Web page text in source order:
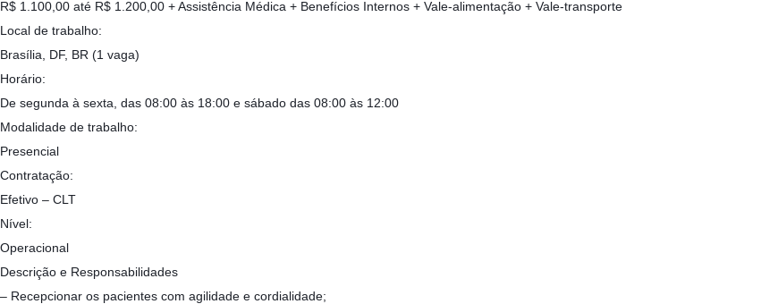
R$ 1.100,00 até R$ 1.200,00 + Assistência Médica + Benefícios Internos + Vale-alimentação + Vale-transporte
Local de trabalho:
Brasília, DF, BR (1 vaga)
Horário:
De segunda à sexta, das 08:00 às 18:00 e sábado das 08:00 às 12:00
Modalidade de trabalho:
Presencial
Contratação:
Efetivo – CLT
Nível:
Operacional
Descrição e Responsabilidades
– Recepcionar os pacientes com agilidade e cordialidade;